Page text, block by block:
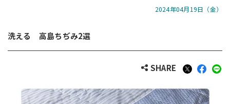
2024年04月19日（金）
洗える 高島ちぢみ2選
SHARE